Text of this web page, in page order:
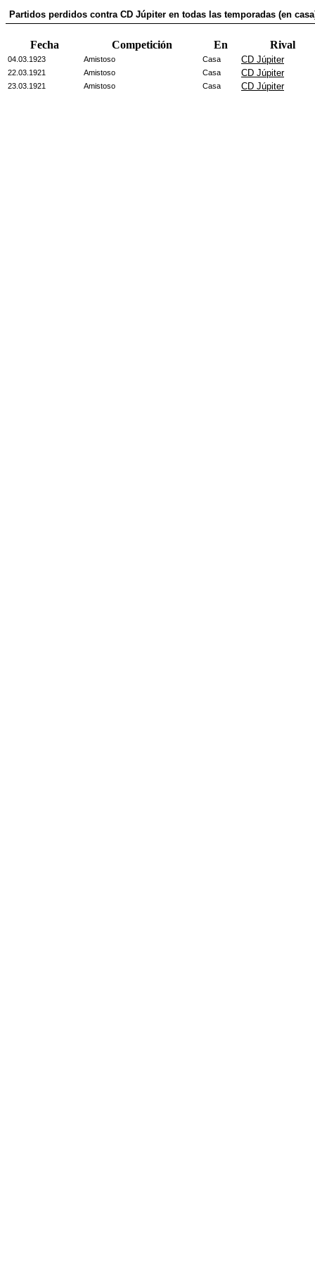
Partidos perdidos contra CD Júpiter en todas las temporadas (en
Fecha Competición En Rival
04.03.1923 Amistoso Casa CD Júpiter
22.03.1921 Amistoso Casa CD Júpiter
23.03.1921 Amistoso Casa CD Júpiter